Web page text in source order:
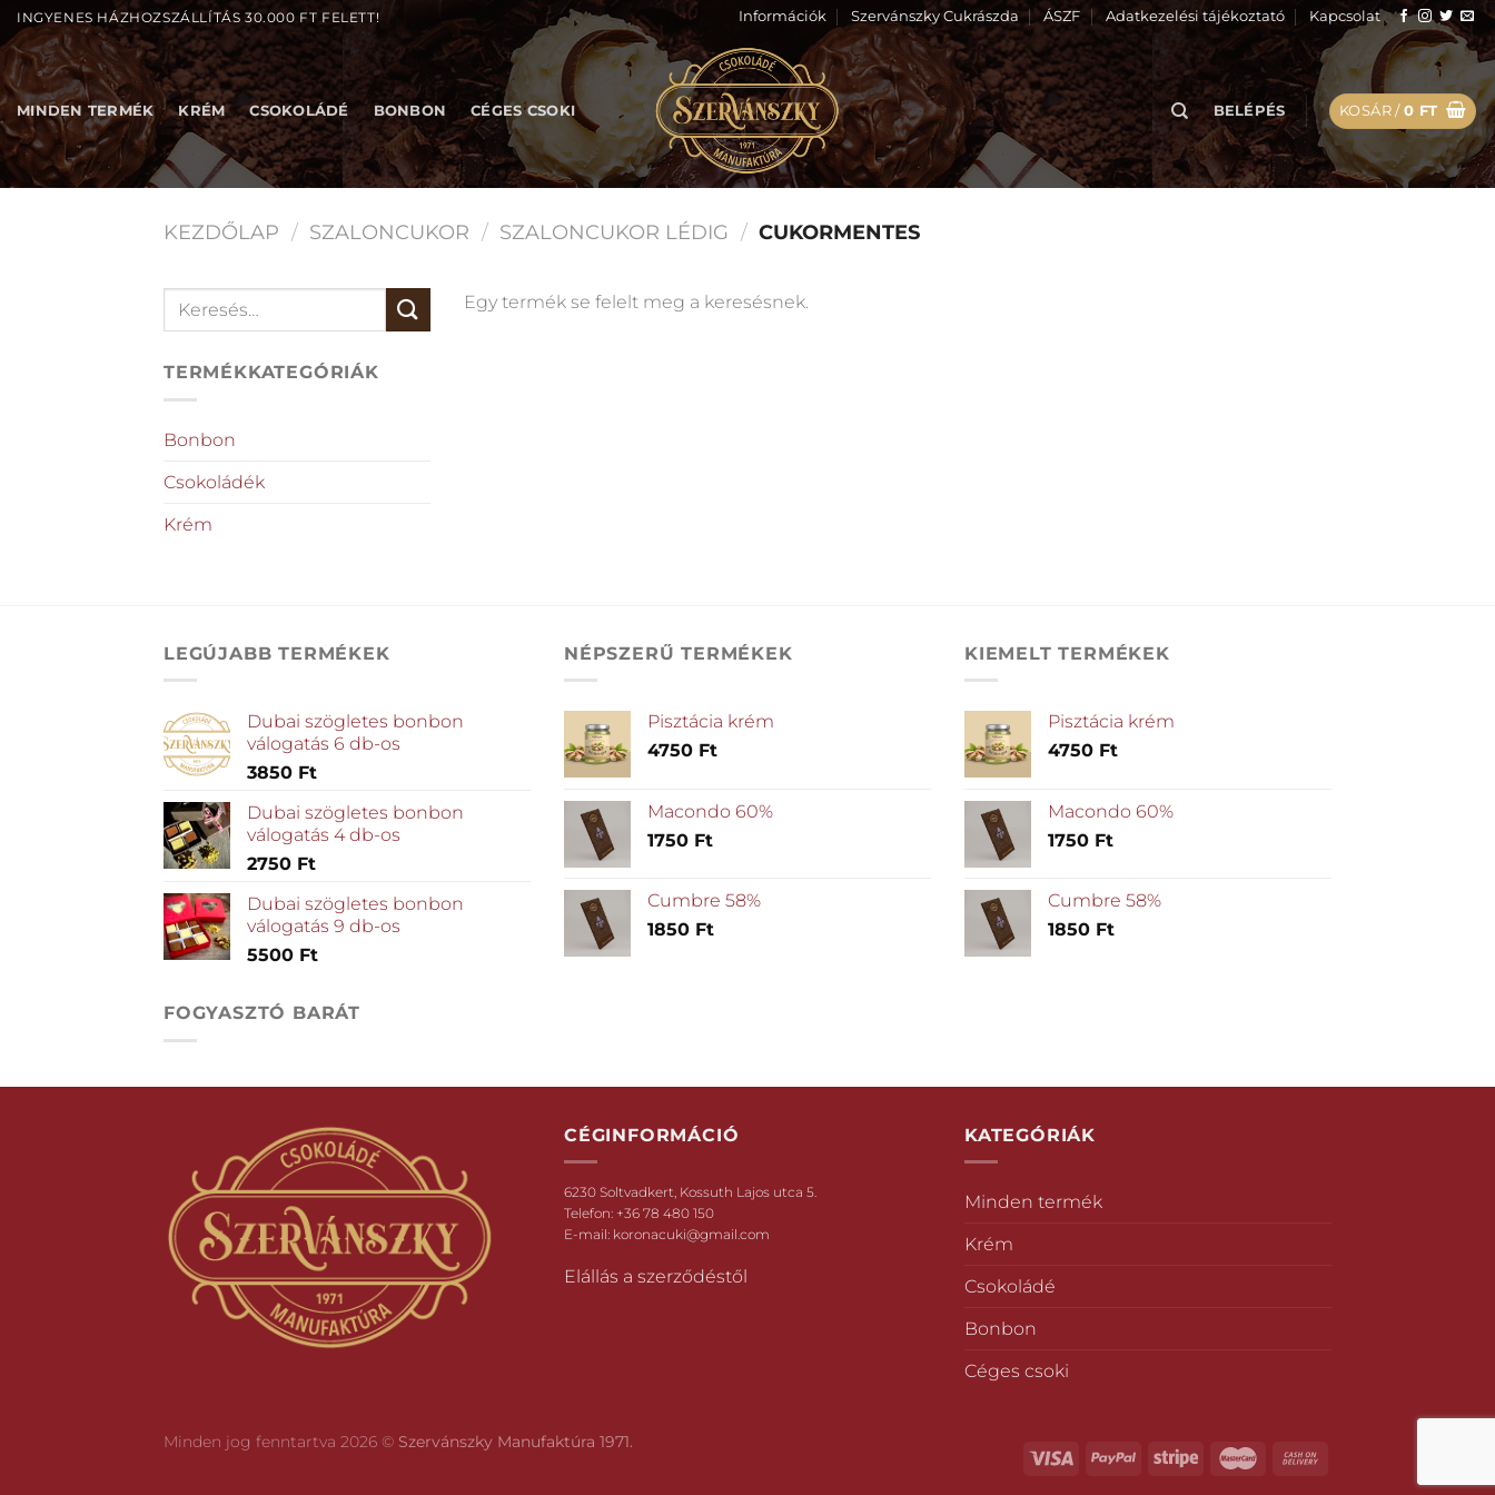
Skip
to
content
INGYENES HÁZHOZSZÁLLÍTÁS 30.000 FT FELETT! Információk Szervánszky Cukrászda ÁSZF Adatkezelési tájékoztató Kapcsolat
MINDEN TERMÉK KRÉM CSOKOLÁDÉ BONBON CÉGES CSOKI BELÉPÉS KOSÁR /0 FT
KEZDŐLAP / SZALONCUKOR / SZALONCUKOR LÉDIG / CUKORMENTES
Keresés
TERMÉKKATEGÓRIÁK
Bonbon
Csokoládék
Krém
Egy termék se felelt meg a keresésnek.
LEGÚJABB TERMÉKEK
Dubai szögletes bonbon
válogatás 6 db-os
3850 Ft
Dubai szögletes bonbon
válogatás 4 db-os
2750 Ft
Dubai szögletes bonbon
válogatás 9 db-os
5500 Ft
NÉPSZERŰ TERMÉKEK
Pisztácia krém
4750 Ft
Macondo 60%
1750 Ft
Cumbre 58%
1850 Ft
KIEMELT TERMÉKEK
Pisztácia krém
4750 Ft
Macondo 60%
1750 Ft
Cumbre 58%
1850 Ft
FOGYASZTÓ BARÁT
CÉGINFORMÁCIÓ
6230 Soltvadkert, Kossuth Lajos utca 5.
Telefon: +36 78 480 150
E-mail: koronacuki@gmail.com
Elállás a szerződéstől
KATEGÓRIÁK
Minden termék
Krém
Csokoládé
Bonbon
Céges csoki
Minden jog fenntartva 2026 © Szervánszky Manufaktúra 1971.